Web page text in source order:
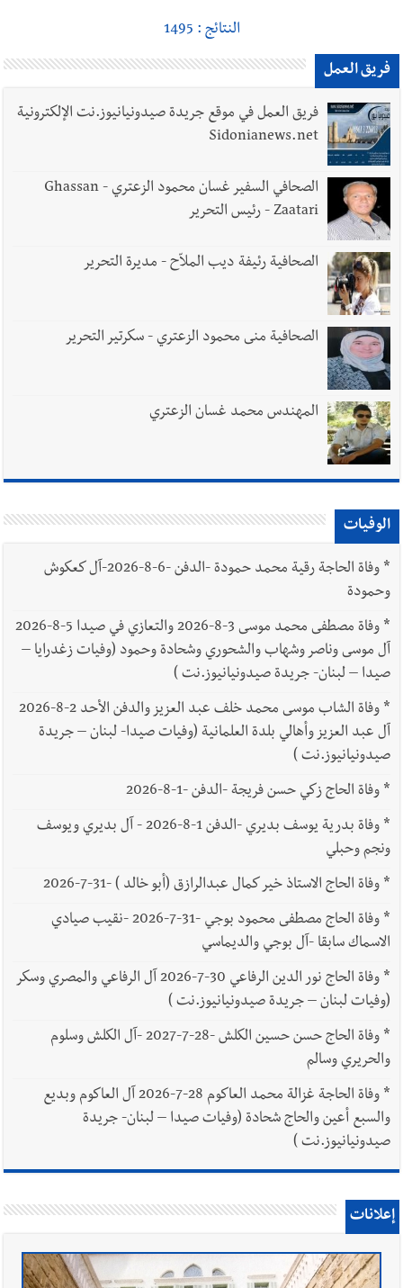
النتائج : 1495
فريق العمل
فريق العمل في موقع جريدة صيدونيانيوز.نت الإلكترونية
Sidonianews.net
الصحافي السفير غسان محمود الزعتري - Ghassan
Zaatari - رئيس التحرير
الصحافية رئيفة ديب الملاّح - مديرة التحرير
الصحافية منى محمود الزعتري - سكرتير التحرير
المهندس محمد غسان الزعتري
الوفيات
*
وفاة الحاجة رقية محمد حمودة -الدفن -6-8-2026-آل كعكوش
وحمودة
*
وفاة مصطفى محمد موسى 3-8-2026 والتعازي في صيدا 5-8-2026
آل موسى وناصر وشهاب والشحوري وشحادة وحمود (وفيات زغدرايا –
صيدا – لبنان- جريدة صيدونيانيوز.نت )
*
وفاة الشاب موسى محمد خلف عبد العزيز والدفن الأحد 2-8-2026
آل عبد العزيز وأهالي بلدة العلمانية (وفيات صيدا- لبنان – جريدة
صيدونيانيوز.نت )
*وفاة الحاج زكي حسن فريجة -الدفن -1-8-2026
*
وفاة بدرية يوسف بديري -الدفن 1-8-2026 - آل بديري ويوسف
ونجم وحبلي
*وفاة الحاج الاستاذ خير كمال عبدالرازق (أبو خالد ) -31-7-2026
*
وفاة الحاج مصطفى محمود بوجي -31-7-2026 -نقيب صيادي
الاسماك سابقا -آل بوجي والديماسي
*
وفاة الحاج نور الدين الرفاعي 30-7-2026 آل الرفاعي والمصري وسكر
(وفيات لبنان – جريدة صيدونيانيوز.نت )
*
وفاة الحاج حسن حسين الكلش -28-7-2027 -آل الكلش وسلوم
والحريري وسالم
*
وفاة الحاجة غزالة محمد العاكوم 28-7-2026 آل العاكوم وبديع
والسبع أعين والحاج شحادة (وفيات صيدا – لبنان- جريدة
صيدونيانيوز.نت )
إعلانات